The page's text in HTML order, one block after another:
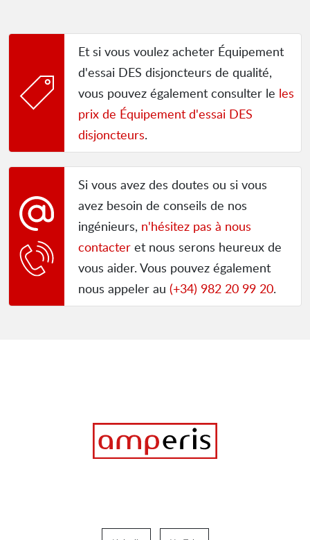
Et si vous voulez acheter Équipement
d'essai DES disjoncteurs de qualité,
vous pouvez également consulter le les
prix de Équipement d'essai DES
disjoncteurs.
Si vous avez des doutes ou si vous
avez besoin de conseils de nos
ingénieurs, n'hésitez pas à nous
contacter et nous serons heureux de
vous aider. Vous pouvez également
nous appeler au (+34) 982 20 99 20.